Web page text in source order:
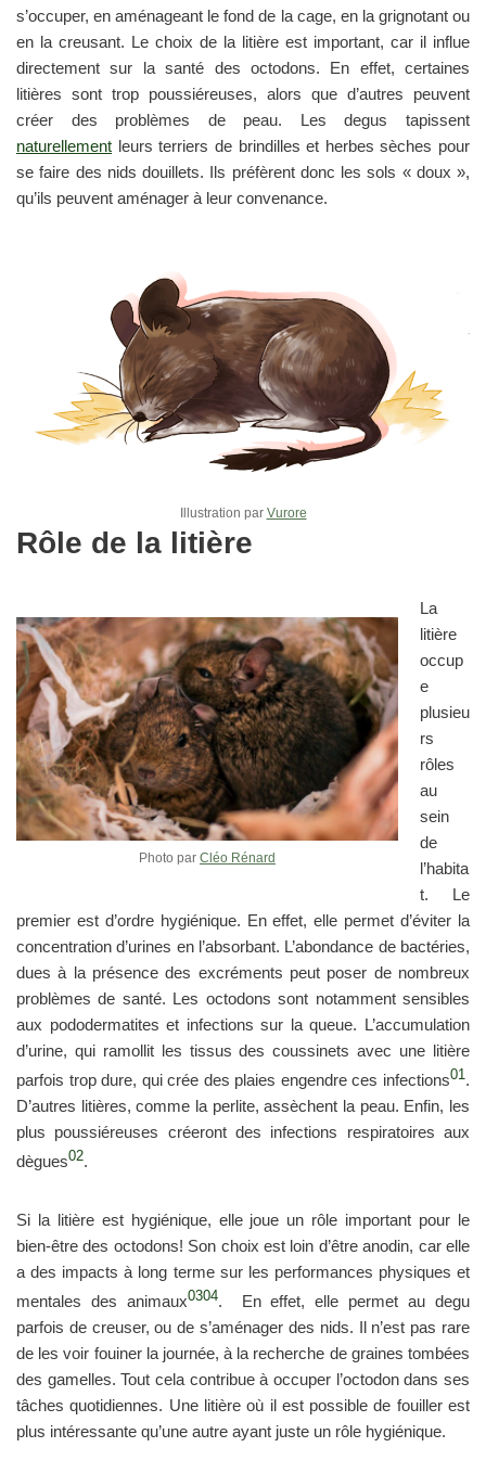
s’occuper, en aménageant le fond de la cage, en la grignotant ou
en la creusant. Le choix de la litière est important, car il influe
directement sur la santé des octodons. En effet, certaines
litières sont trop poussiéreuses, alors que d’autres peuvent
créer des problèmes de peau. Les degus tapissent
naturellement leurs terriers de brindilles et herbes sèches pour
se faire des nids douillets. Ils préfèrent donc les sols « doux »,
qu’ils peuvent aménager à leur convenance.
Illustration par Vurore
Rôle de la litière
Photo par Cléo Rénard
La
litière
occup
e
plusieu
rs
rôles
au
sein
de
l’habita
t. Le
premier est d’ordre hygiénique. En effet, elle permet d’éviter la
concentration d’urines en l’absorbant. L’abondance de bactéries,
dues à la présence des excréments peut poser de nombreux
problèmes de santé. Les octodons sont notamment sensibles
aux pododermatites et infections sur la queue. L’accumulation
d’urine, qui ramollit les tissus des coussinets avec une litière
parfois trop dure, qui crée des plaies engendre ces infections01.
D’autres litières, comme la perlite, assèchent la peau. Enfin, les
plus poussiéreuses créeront des infections respiratoires aux
dègues02.
Si la litière est hygiénique, elle joue un rôle important pour le
bien-être des octodons! Son choix est loin d’être anodin, car elle
a des impacts à long terme sur les performances physiques et
mentales des animaux0304. En effet, elle permet au degu
parfois de creuser, ou de s’aménager des nids. Il n’est pas rare
de les voir fouiner la journée, à la recherche de graines tombées
des gamelles. Tout cela contribue à occuper l’octodon dans ses
tâches quotidiennes. Une litière où il est possible de fouiller est
plus intéressante qu’une autre ayant juste un rôle hygiénique.